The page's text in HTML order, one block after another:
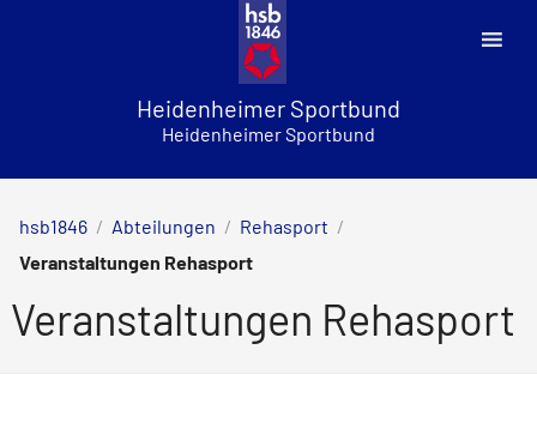
Heidenheimer Sportbund
Heidenheimer Sportbund
hsb1846 / Abteilungen / Rehasport /
Veranstaltungen Rehasport
Veranstaltungen Rehasport